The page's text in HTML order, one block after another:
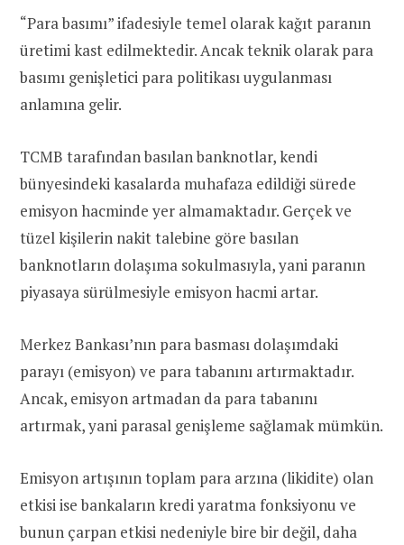
“Para basımı” ifadesiyle temel olarak kağıt paranın
üretimi kast edilmektedir. Ancak teknik olarak para
basımı genişletici para politikası uygulanması
anlamına gelir.
TCMB tarafından basılan banknotlar, kendi
bünyesindeki kasalarda muhafaza edildiği sürede
emisyon hacminde yer almamaktadır. Gerçek ve
tüzel kişilerin nakit talebine göre basılan
banknotların dolaşıma sokulmasıyla, yani paranın
piyasaya sürülmesiyle emisyon hacmi artar.
Merkez Bankası’nın para basması dolaşımdaki
parayı (emisyon) ve para tabanını artırmaktadır.
Ancak, emisyon artmadan da para tabanını
artırmak, yani parasal genişleme sağlamak mümkün.
Emisyon artışının toplam para arzına (likidite) olan
etkisi ise bankaların kredi yaratma fonksiyonu ve
bunun çarpan etkisi nedeniyle bire bir değil, daha